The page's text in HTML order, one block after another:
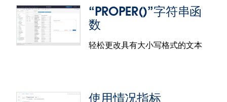
帮助任何用户自信地访问和理解数据并使用数据进行
交流。“数据故事”可以自动执行见解的分析、构建和
传达，但也可以完全自定义，因此您可以根据自己受
众的需求定制故事。您可以选择要包括的分析，更改
此功能之前在 Tableau 2022.2 的其他 Tableau 产品
更好地连接和理解可视化。Image Role 是一种新的字
“PROPER()”字符串函
数
轻松更改具有大小写格式的文本
使用情况指标